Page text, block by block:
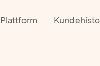
Plattform